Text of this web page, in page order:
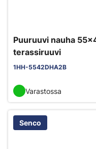
Puuruuvi nauha
terassiruuvi
1HH-5542DHA2B
Varastossa
Senco